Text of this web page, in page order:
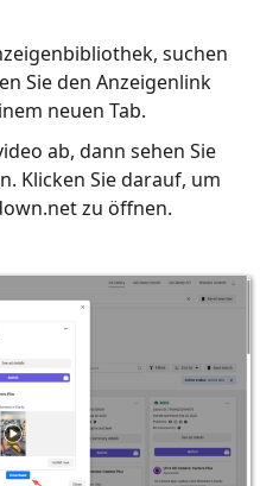
suchen
Sie den Anzeigenlink
neuen Tab.
ab, dann sehen Sie
Klicken Sie darauf, um
zu öffnen.